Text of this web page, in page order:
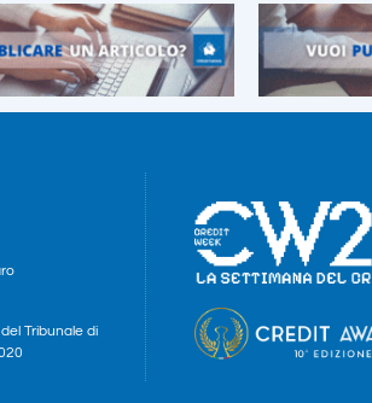
Tribunale di